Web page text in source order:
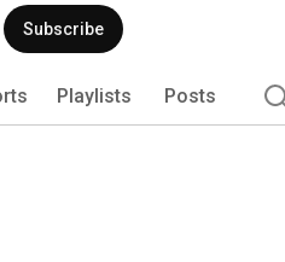
çeşitli eğitim videoları, yabancı dil
yayınlayacağız. Daha detaylı bilgi
Subscribe
Playlists Posts